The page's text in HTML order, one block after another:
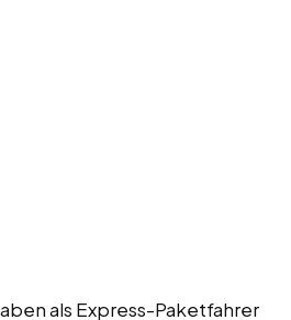
als Express-Paketfahrer